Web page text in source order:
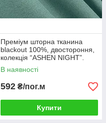
Преміум шторна тканина
blackout 100%, двостороння,
колекція “ASHEN NIGHT”.
Колір бірюзовий. Код 1849ш
В наявності
592 ₴/пог.м
Купити